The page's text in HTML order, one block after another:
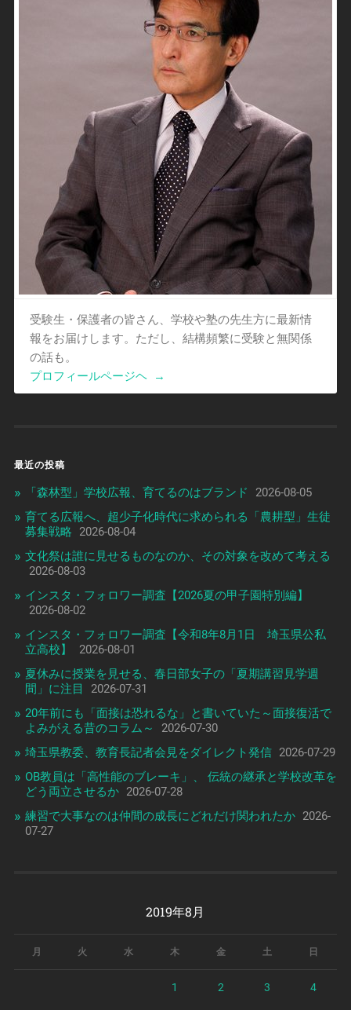
受験生・保護者の皆さん、学校や塾の先生方に最新情
報をお届けします。ただし、結構頻繁に受験と無関係
の話も。
プロフィールページヘ
→
最近の投稿
「森林型」学校広報、育てるのはブランド
2026-08-05
育てる広報へ、超少子化時代に求められる「農耕型」生徒
募集戦略
2026-08-04
文化祭は誰に見せるものなのか、その対象を改めて考える
2026-08-03
インスタ・フォロワー調査【2026夏の甲子園特別編】
2026-08-02
インスタ・フォロワー調査【令和8年8月1日 埼玉県公私
立高校】
2026-08-01
夏休みに授業を見せる、春日部女子の「夏期講習見学週
間」に注目
2026-07-31
20年前にも「面接は恐れるな」と書いていた～面接復活で
よみがえる昔のコラム～
2026-07-30
埼玉県教委、教育長記者会見をダイレクト発信 2026-07-29
OB教員は「高性能のブレーキ」、 伝統の継承と学校改革を
どう両立させるか 2026-07-28
練習で大事なのは仲間の成長にどれだけ関われたか 2026-
07-27
2019年8月
月 火 水 木 金 土 日
1 2 3 4